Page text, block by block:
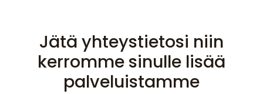
Jätä yhteystietosi niin
kerromme sinulle lisää
palveluistamme